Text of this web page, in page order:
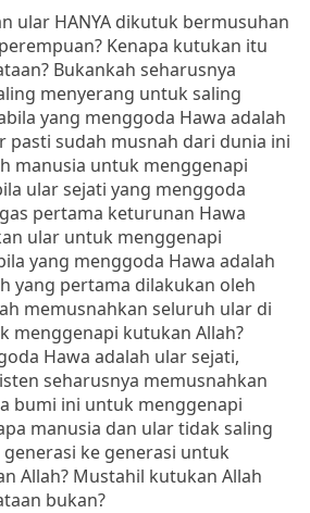
ular HANYA dikutuk bermusuhan
Kenapa kutukan itu
Bukankah seharusnya
menyerang untuk saling
yang menggoda Hawa adalah
pasti sudah musnah dari dunia ini
manusia untuk menggenapi
ular sejati yang menggoda
pertama keturunan Hawa
ular untuk menggenapi
yang menggoda Hawa adalah
yang pertama dilakukan oleh
memusnahkan seluruh ular di
menggenapi kutukan Allah?
Hawa adalah ular sejati,
seharusnya memusnahkan
bumi ini untuk menggenapi
manusia dan ular tidak saling
ke generasi untuk
Allah? Mustahil kutukan Allah
bukan?